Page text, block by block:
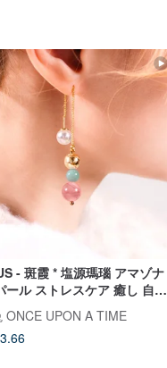
- 斑霞 * 塩源瑪瑙 アマゾナ
ール ストレスケア 癒し 自信
アス
ONCE UPON A TIME